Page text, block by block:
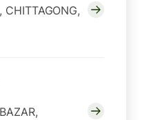
CHITTAGONG,